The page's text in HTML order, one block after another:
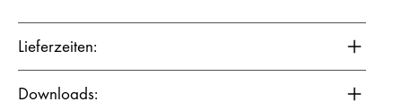
Lieferzeiten:
Downloads: